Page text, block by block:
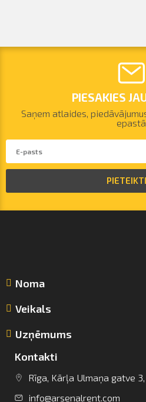
info@arsenalrent.com
PIESAKIES
Saņem atlaides,
epastā.
Noma
Veikals
Uzņēmums
Kontakti
Rīga, Kārļa Ulmaņa gatve
info@arsenalrent.com